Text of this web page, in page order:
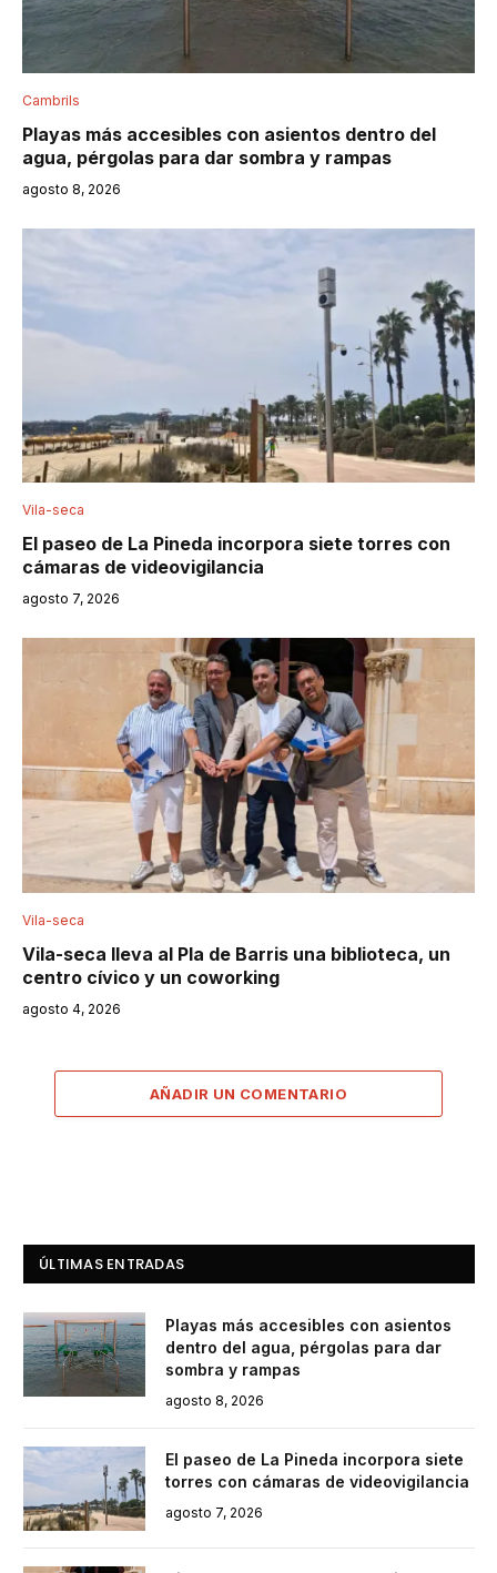
Cambrils
Playas más accesibles con asientos dentro del
agua, pérgolas para dar sombra y rampas
agosto 8, 2026
Vila-seca
El paseo de La Pineda incorpora siete torres con
cámaras de videovigilancia
agosto 7, 2026
Vila-seca
Vila-seca lleva al Pla de Barris una biblioteca, un
centro cívico y un coworking
agosto 4, 2026
AÑADIR UN COMENTARIO
ÚLTIMAS ENTRADAS
Playas más accesibles con asientos
dentro del agua, pérgolas para dar
sombra y rampas
agosto 8, 2026
El paseo de La Pineda incorpora siete
torres con cámaras de videovigilancia
agosto 7, 2026